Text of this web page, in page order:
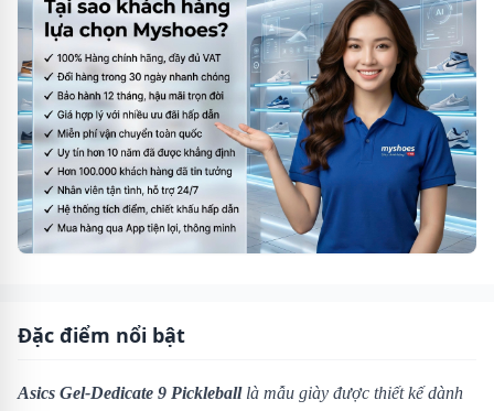
Đặc điểm nổi bật
Asics Gel-Dedicate 9 Pickleballlà mẫu giày được thiết kế dành